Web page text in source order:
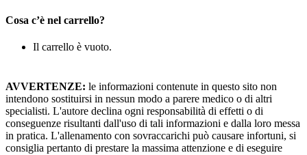
Cosa c’è nel carrello?
Il carrello è vuoto.
AVVERTENZE: le informazioni contenute in questo sito non
intendono sostituirsi in nessun modo a parere medico o di altri
specialisti. L'autore declina ogni responsabilità di effetti o di
conseguenze risultanti dall'uso di tali informazioni e dalla loro messa
in pratica. L'allenamento con sovraccarichi può causare infortuni, si
consiglia pertanto di prestare la massima attenzione e di eseguire